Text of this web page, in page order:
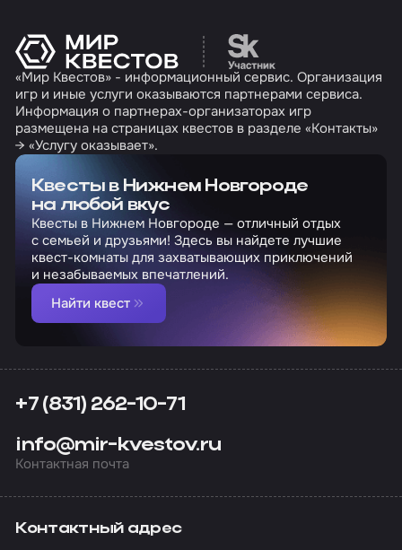
Перейти на сайт
«Мир Квестов» - информационный сервис. Организация
игр и иные услуги оказываются партнерами сервиса.
Информация о партнерах-организаторах игр
размещена на страницах квестов в разделе «Контакты»
→ «Услугу оказывает».
Квесты в Нижнем Новгороде
на любой вкус
Квесты в Нижнем Новгороде — отличный отдых
с семьей и друзьями! Здесь вы найдете лучшие
квест-комнаты для захватывающих приключений
и незабываемых впечатлений.
Найти квест
+7 (831) 262-10-71
info@mir-kvestov.ru
Контактная почта
Контактный адрес